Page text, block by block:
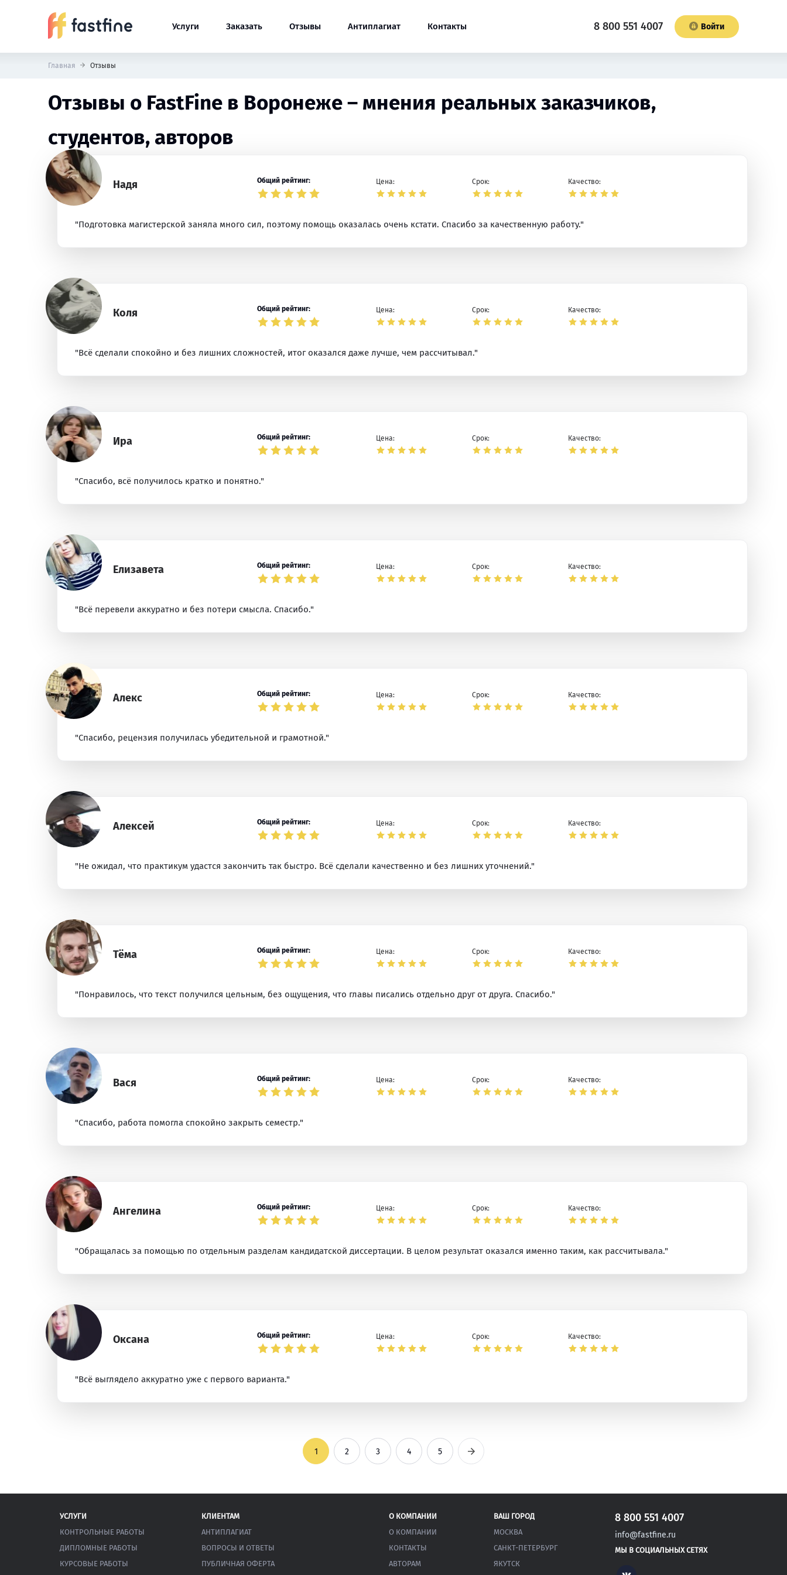
Услуги Заказать Отзывы Антиплагиат Контакты 8 800 551 4007 Войти
Главная Отзывы
Отзывы о FastFine в Воронеже – мнения реальных заказчиков,
студентов, авторов
Надя Общий рейтинг: Цена: Срок: Качество:
"Подготовка магистерской заняла много сил, поэтому помощь оказалась очень кстати. Спасибо за качественную работу."
Коля Общий рейтинг: Цена: Срок: Качество:
"Всё сделали спокойно и без лишних сложностей, итог оказался даже лучше, чем рассчитывал."
Ира Общий рейтинг: Цена: Срок: Качество:
"Спасибо, всё получилось кратко и понятно."
Елизавета Общий рейтинг: Цена: Срок: Качество:
"Всё перевели аккуратно и без потери смысла. Спасибо."
Алекс Общий рейтинг: Цена: Срок: Качество:
"Спасибо, рецензия получилась убедительной и грамотной."
Алексей Общий рейтинг: Цена: Срок: Качество:
"Не ожидал, что практикум удастся закончить так быстро. Всё сделали качественно и без лишних уточнений."
Тёма Общий рейтинг: Цена: Срок: Качество:
"Понравилось, что текст получился цельным, без ощущения, что главы писались отдельно друг от друга. Спасибо."
Вася Общий рейтинг: Цена: Срок: Качество:
"Спасибо, работа помогла спокойно закрыть семестр."
Ангелина Общий рейтинг: Цена: Срок: Качество:
"Обращалась за помощью по отдельным разделам кандидатской диссертации. В целом результат оказался именно таким, как рассчитывала."
Оксана Общий рейтинг: Цена: Срок: Качество:
"Всё выглядело аккуратно уже с первого варианта."
1 2 3 4 5 Следующая
УСЛУГИ
КОНТРОЛЬНЫЕ РАБОТЫ
ДИПЛОМНЫЕ РАБОТЫ
КУРСОВЫЕ РАБОТЫ
КЛИЕНТАМ
АНТИПЛАГИАТ
ВОПРОСЫ И ОТВЕТЫ
ПУБЛИЧНАЯ ОФЕРТА
О КОМПАНИИ
О КОМПАНИИ
КОНТАКТЫ
АВТОРАМ
ВАШ ГОРОД
МОСКВА
САНКТ-ПЕТЕРБУРГ
ЯКУТСК
8 800 551 4007
info@fastfine.ru
МЫ В СОЦИАЛЬНЫХ СЕТЯХ